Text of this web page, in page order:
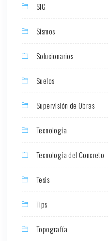
SIG
Sismos
Solucionarios
Suelos
Supervisión de Obras
Tecnología
Tecnología del Concreto
Tesis
Tips
Topografía